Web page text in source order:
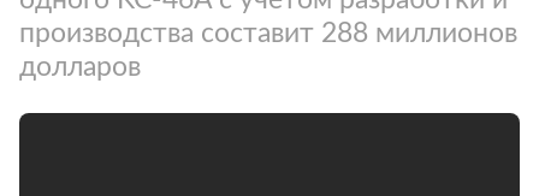
производства составит 288 миллионов
долларов